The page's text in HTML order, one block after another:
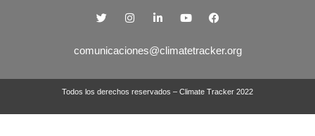
comunicaciones@climatetracker.org
Todos los derechos reservados – Climate Tracker 2022